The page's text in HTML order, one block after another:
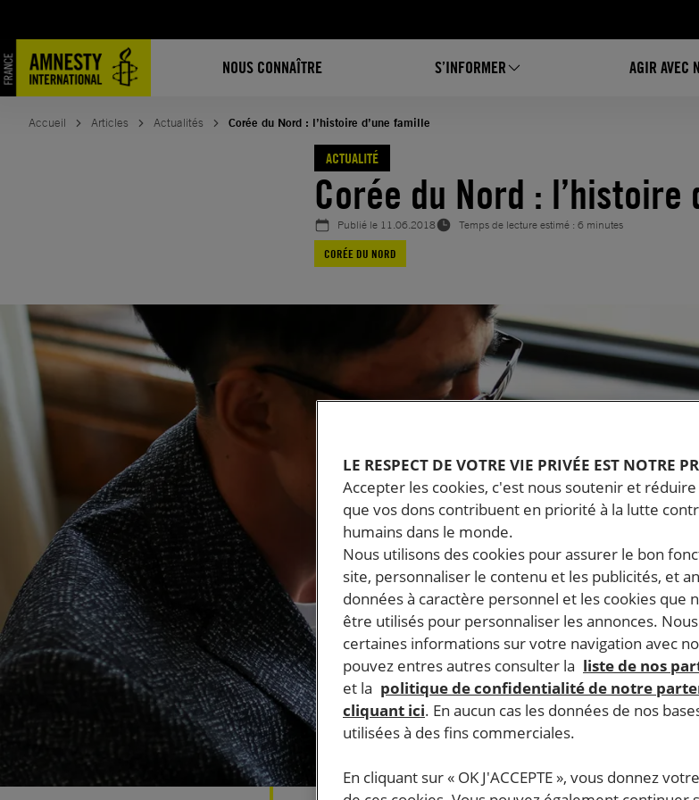
NOUS CONNAÎTRE S’INFORMER AGIR AVEC
contenu
Accueil Articles Actualités Corée du Nord : l’histoire d’une famille
ACTUALITÉ
Corée du Nord : l’histoire
Publié le 11.06.2018
Temps de lecture estimé : 6 minutes
CORÉE DU NORD
LE RESPECT DE VOTRE VIE PRIVÉE EST NOTRE
Accepter les cookies, c'est nous soutenir et
que vos dons contribuent en priorité à la lutte
humains dans le monde.
Nous utilisons des cookies pour assurer le bon
site, personnaliser le contenu et les publicités, et
données à caractère personnel et les cookies que
être utilisés pour personnaliser les annonces.
certaines informations sur votre navigation avec
pouvez entres autres consulter la liste de nos
et la politique de confidentialité de notre
cliquant ici. En aucun cas les données de nos
utilisées à des fins commerciales.
En cliquant sur « OK J'ACCEPTE », vous donnez